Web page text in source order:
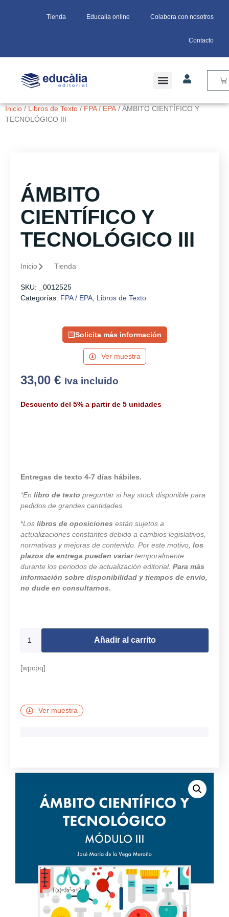
Tienda Educalia online Colabora con nosotros
Contacto
Inicio/Libros de Texto/FPA / EPA/ ÁMBITO CIENTÍFICO Y
TECNOLÓGICO III
ÁMBITO
CIENTÍFICO Y
TECNOLÓGICO III
Inicio Tienda
SKU:
_0012525
Categorías: FPA / EPA Libros de Texto
Solicita más información
Ver muestra
33,00 € Iva incluido
Descuento del 5% a partir de 5 unidades
Entregas de texto 4-7 días hábiles.
*En libro de texto preguntar si hay stock disponible para
pedidos de grandes cantidades.
*Los libros de oposiciones están sujetos a
actualizaciones constantes debido a cambios legislativos,
normativas y mejoras de contenido. Por este motivo, los
plazos de entrega pueden variartemporalmente
durante los periodos de actualización editorial. Para más
información sobre disponibilidad y tiempos de envío,
no dude en consultarnos.
Añadir al carrito
[wpcpq]
Ver muestra